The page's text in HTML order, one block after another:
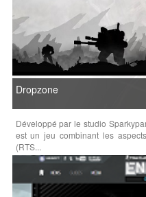
Dropzone
Développé par le studio
est un jeu combinant les
(RTS...